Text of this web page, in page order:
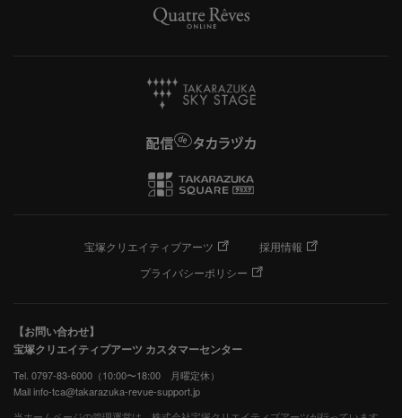
宝塚クリエイティブアーツ
採用情報
プライバシーポリシー
【お問い合わせ】
宝塚クリエイティブアーツ カスタマーセンター
Tel. 0797-83-6000（10:00〜18:00 月曜定休）
Mail info-tca@takarazuka-revue-support.jp